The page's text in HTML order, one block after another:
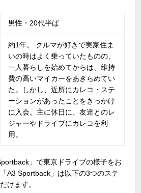
男性・20代半ば
約1年。 クルマが好きで実家住ま
いの時はよく乗っていたものの、
一人暮らしを始めてからは、維持
費の高いマイカーをあきらめてい
た。しかし、近所にカレコ・ステ
ーションがあったことをきっかけ
に入会。主に休日に、友達とのレ
ジャーやドライブにカレコを利
用。
」で東京ドライブの様子をお
A3 Sportback」は以下の3つのステ
けます。